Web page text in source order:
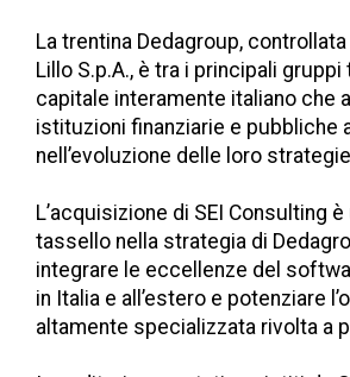
La trentina Dedagroup,
Lillo S.p.A., è tra i principali
capitale interamente italiano che
istituzioni finanziarie e pubbliche
nell’evoluzione delle loro
L’acquisizione di SEI Consulting
tassello nella strategia di
integrare le eccellenze del
in Italia e all’estero e potenziare
altamente specializzata rivolta a